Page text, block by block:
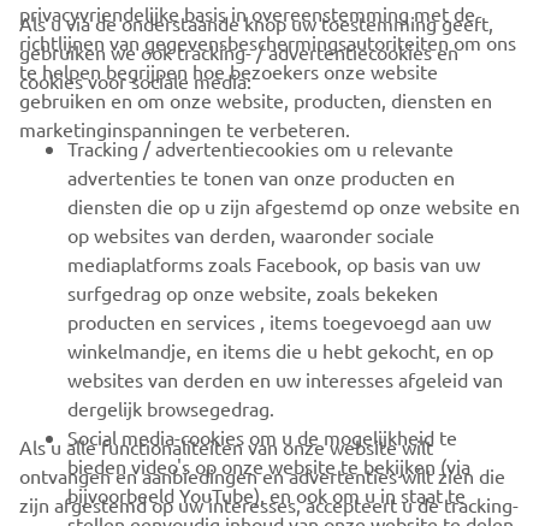
CORPORATE
VOOR BEDRIJVEN
MEER YAMAHA
ONDERSTEUNING
NIEUWSBRIEF
Wees de eerste die meer te weten komt over de nieuwste deals,
speciale evenementen, nieuwe producten en nog veel meer
privacyvriendelijke basis in overeenstemming met de
richtlijnen van gegevensbeschermingsautoriteiten om ons
te helpen begrijpen hoe bezoekers onze website
gebruiken en om onze website, producten, diensten en
marketinginspanningen te verbeteren.
Als u via de onderstaande knop uw toestemming geeft,
gebruiken we ook tracking- / advertentiecookies en
cookies voor sociale media:
Tracking / advertentiecookies om u relevante
advertenties te tonen van onze producten en
diensten die op u zijn afgestemd op onze website en
op websites van derden, waaronder sociale
mediaplatforms zoals Facebook, op basis van uw
surfgedrag op onze website, zoals bekeken
producten en services , items toegevoegd aan uw
winkelmandje, en items die u hebt gekocht, en op
websites van derden en uw interesses afgeleid van
dergelijk browsegedrag.
Social media-cookies om u de mogelijkheid te
bieden video's op onze website te bekijken (via
bijvoorbeeld YouTube), en ook om u in staat te
Als u alle functionaliteiten van onze website wilt
ontvangen en aanbiedingen en advertenties wilt zien die
zijn afgestemd op uw interesses, accepteert u de tracking-